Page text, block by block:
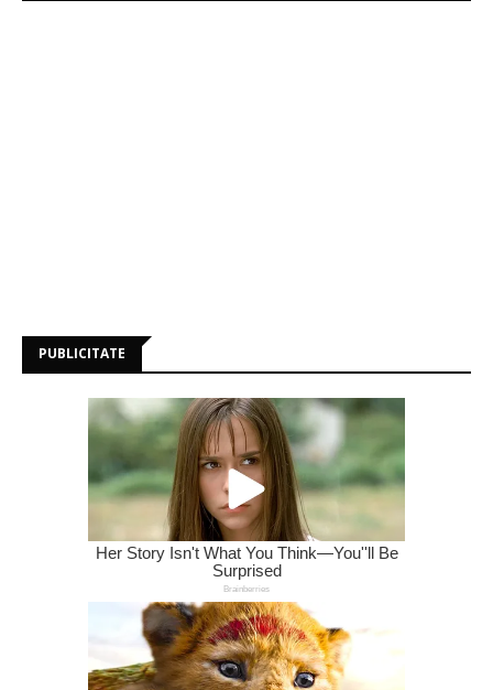
PUBLICITATE